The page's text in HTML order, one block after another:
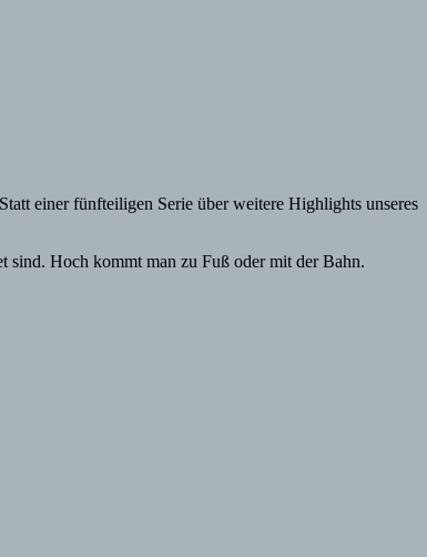
einer fünfteiligen Serie über weitere Highlights unseres
sind. Hoch kommt man zu Fuß oder mit der Bahn.